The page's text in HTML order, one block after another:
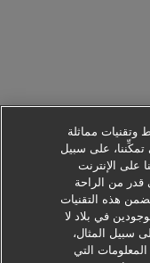
وتقنيات مماثلة
تمكِّننا، على سبيل
على الإنترنت
قدر من الراحة
هذه التقنيات
في بلاد لا
سبيل المثال،
التي